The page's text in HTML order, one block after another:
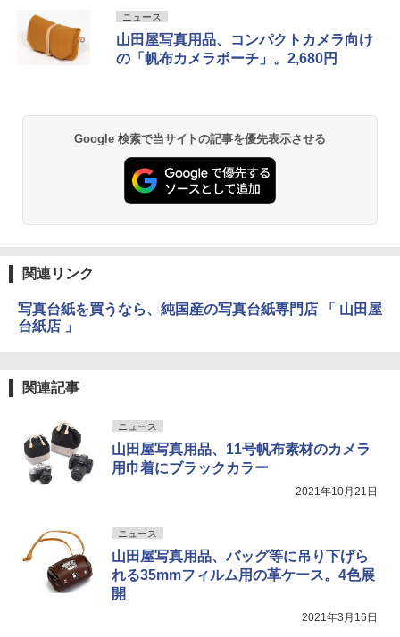
ニュース
山田屋写真用品、コンパクトカメラ向け
の「帆布カメラポーチ」。2,680円
Google 検索で当サイトの記事を優先表示させる
関連リンク
写真台紙を買うなら、純国産の写真台紙専門店 「 山田屋
台紙店 」
関連記事
ニュース
山田屋写真用品、11号帆布素材のカメラ
用巾着にブラックカラー
2021年10月21日
ニュース
山田屋写真用品、バッグ等に吊り下げら
れる35mmフィルム用の革ケース。4色展
開
2021年3月16日